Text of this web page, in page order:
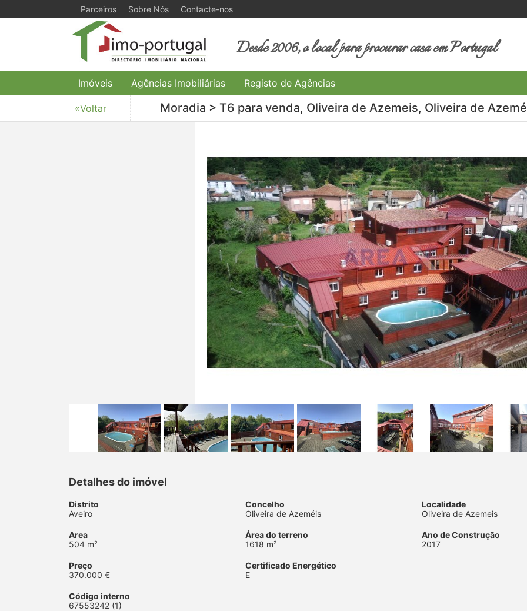
Parceiros Sobre Nós Contacte-nos
Desde 2006, o local para procurar casa em Portugal
Imóveis Agências Imobiliárias Registo de Agências
«Voltar Moradia > T6 para venda, Oliveira de Azemeis, Oliveira de
Detalhes do imóvel
Distrito
Aveiro
Concelho
Oliveira de Azeméis
Localidade
Oliveira de Azemeis
Area
504 m²
Área do terreno
1618 m²
Ano de Construção
2017
Preço
370.000 €
Certificado Energético
E
Código interno
67553242 (1)